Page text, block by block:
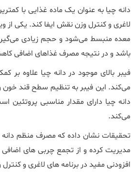
دانه چیا به عنوان یک ماده غذایی با
لاغری و کنترل وزن نقش ایفا کند. یکی
معده منبسط می‌شود و حجم زیادی
باشد و در نتیجه مصرف غذاهای اضافی
فیبر بالای موجود در دانه چیا علاوه
می‌کند. این فیبر به تنظیم سطح قند خون
دانه چیا دارای مقدار مناسبی
می‌کند.
تحقیقات نشان داده‌ که مصرف منظم دانه
مدیریت کرده و از تجمع چربی ‌های اضافی
افزودنی مفید در برنامه‌ های لاغری و